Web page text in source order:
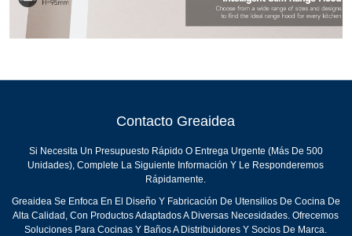
Contacto Greaidea
Si Necesita Un Presupuesto Rápido O Entrega Urgente (más De 500
Unidades), Complete La Siguiente Información Y Le Responderemos
Rápidamente.
Greaidea Se Enfoca En El Diseño Y Fabricación De Utensilios De Cocina De
Alta Calidad, Con Productos Adaptados A Diversas Necesidades. Ofrecemos
Soluciones Para Cocinas Y Baños A Distribuidores Y Socios De Marca.